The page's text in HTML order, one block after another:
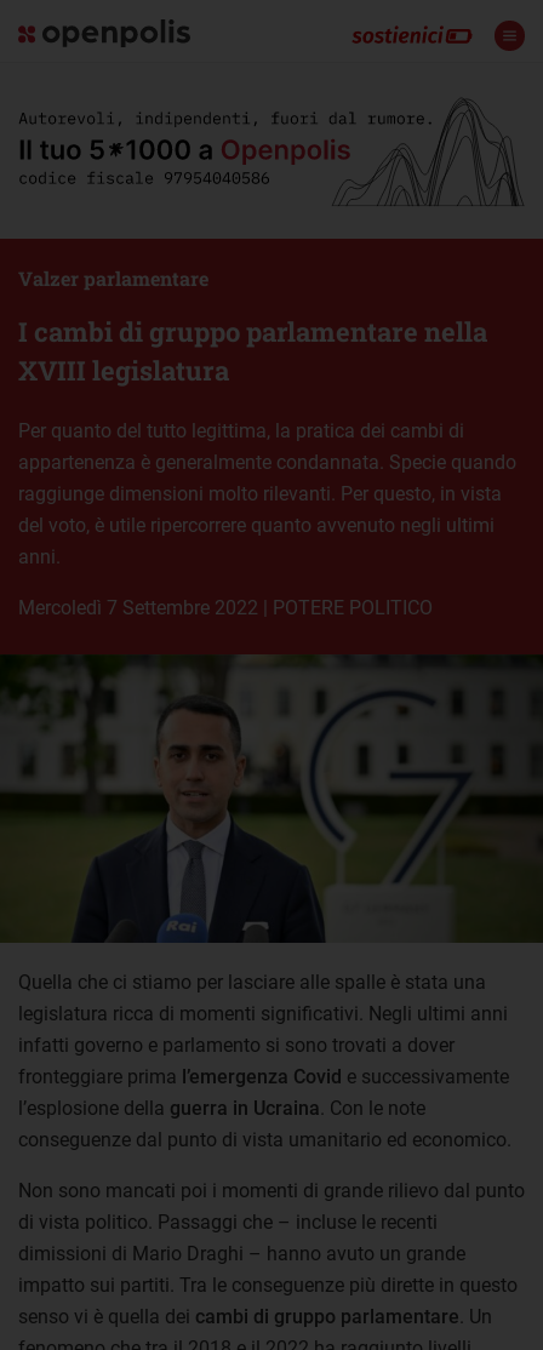
I cambi di gruppo parlamentare nella
XVIII legislatura
Valzer parlamentare
Per quanto del tutto legittima, la pratica dei cambi di
appartenenza è generalmente condannata. Specie quando
raggiunge dimensioni molto rilevanti. Per questo, in vista
del voto, è utile ripercorrere quanto avvenuto negli ultimi
anni.
mercoledì 7 Settembre 2022 | POTERE POLITICO
Quella che ci stiamo per lasciare alle spalle è stata una
legislatura ricca di momenti significativi. Negli ultimi anni
infatti governo e parlamento si sono trovati a dover
fronteggiare prima l’emergenza Covid e successivamente
l’esplosione della guerra in Ucraina . Con le note
conseguenze dal punto di vista umanitario ed economico.
Non sono mancati poi i momenti di grande rilievo dal punto
di vista politico. Passaggi che – incluse le recenti
dimissioni di Mario Draghi – hanno avuto un grande
impatto sui partiti. Tra le conseguenze più dirette in questo
senso vi è quella dei cambi di gruppo parlamentare . Un